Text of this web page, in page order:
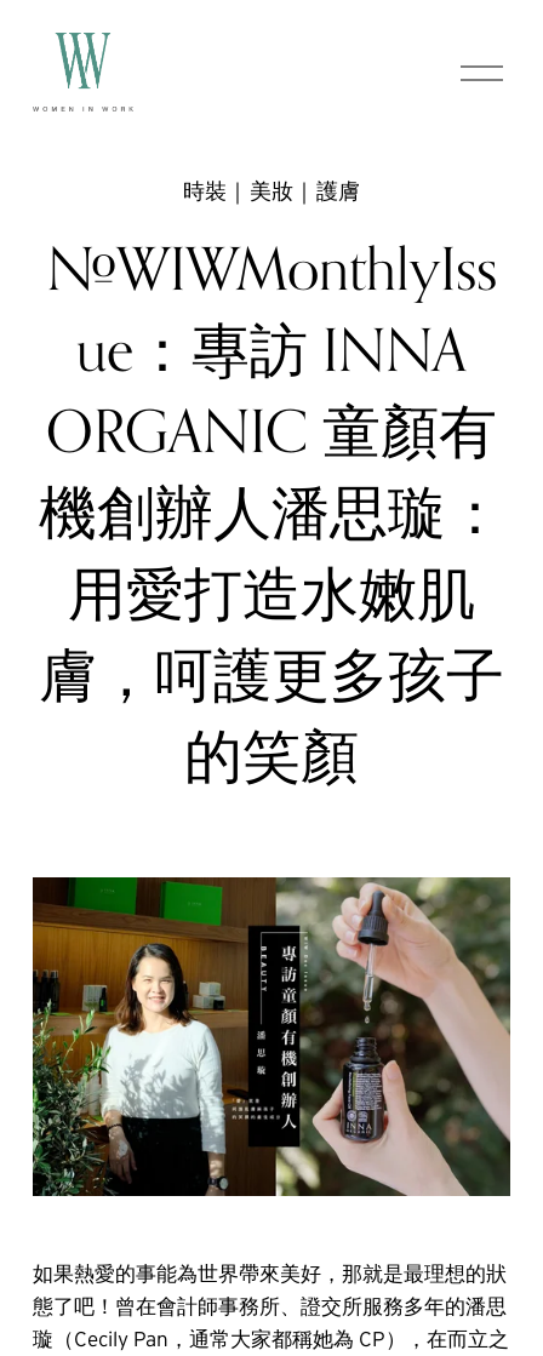
O
p
#WIWMonthlyIss
ue：專訪 INNA
ORGANIC 童顏有
機創辦人潘思璇：
用愛打造水嫩肌
膚，呵護更多孩子
的笑顏
時裝｜美妝｜護膚
如果熱愛的事能為世界帶來美好，那就是最理想的狀
態了吧！曾在會計師事務所、證交所服務多年的潘思
璇（Cecily Pan，通常大家都稱她為 CP），在而立之